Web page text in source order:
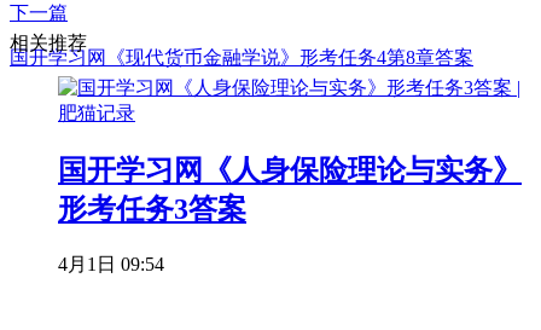
下一篇
国开学习网《现代货币金融学说》形考任务4第8章答案
相关推荐
国开学习网《人身保险理论与实务》
形考任务3答案
4月1日 09:54